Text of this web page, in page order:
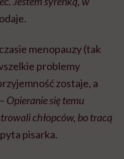
menopauzy (tak
problemy
zostaje, a
– Opieranie się temu
chłopców, bo tracą
pyta pisarka.